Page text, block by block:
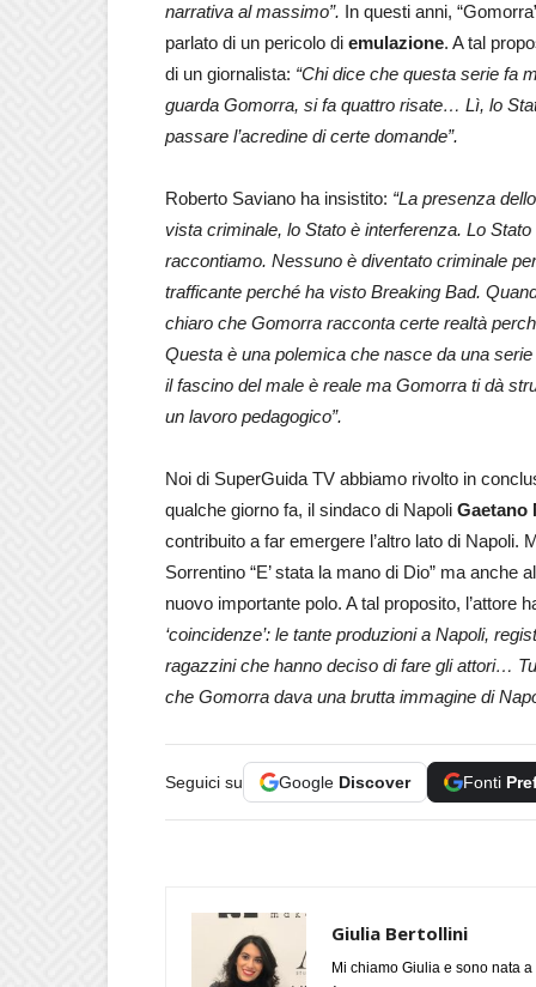
narrativa al massimo”. In questi anni,
parlato di un pericolo di emulazione. A tal
di un giornalista: “Chi dice che questa serie fa
guarda Gomorra, si fa quattro risate… Lì, lo
passare l’acredine di certe domande”.
Roberto Saviano ha insistito: “La presenza
vista criminale, lo Stato è interferenza. Lo
raccontiamo. Nessuno è diventato criminale
trafficante perché ha visto Breaking Bad.
chiaro che Gomorra racconta certe realtà
Questa è una polemica che nasce da una
il fascino del male è reale ma Gomorra ti dà
un lavoro pedagogico”.
Noi di SuperGuida TV abbiamo rivolto in
qualche giorno fa, il sindaco di Napoli Gaetano
contribuito a far emergere l’altro lato di Napoli.
Sorrentino “E’ stata la mano di Dio” ma
nuovo importante polo. A tal proposito, l’attore
‘coincidenze’: le tante produzioni a Napoli,
ragazzini che hanno deciso di fare gli attori…
che Gomorra dava una brutta immagine di
Seguici su Google Discover Fonti
Giulia Bertollini
Mi chiamo Giulia e sono nata